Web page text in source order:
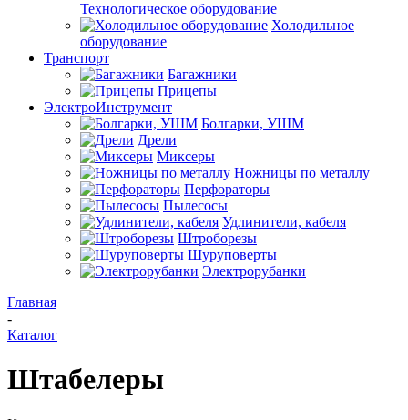
Технологическое оборудование
Холодильное
оборудование
Транспорт
Багажники
Прицепы
ЭлектроИнструмент
Болгарки, УШМ
Дрели
Миксеры
Ножницы по металлу
Перфораторы
Пылесосы
Удлинители, кабеля
Штроборезы
Шуруповерты
Электрорубанки
Главная
-
Каталог
Штабелеры